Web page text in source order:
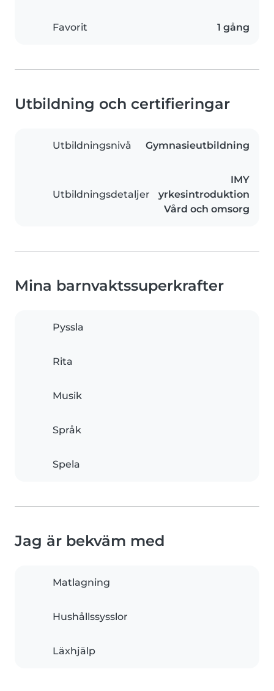
Favorit 1 gång
Utbildning och certifieringar
Utbildningsnivå Gymnasieutbildning
Utbildningsdetaljer
IMY
yrkesintroduktion
Vård och omsorg
Mina barnvaktssuperkrafter
Pyssla
Rita
Musik
Språk
Spela
Jag är bekväm med
Matlagning
Hushållssysslor
Läxhjälp